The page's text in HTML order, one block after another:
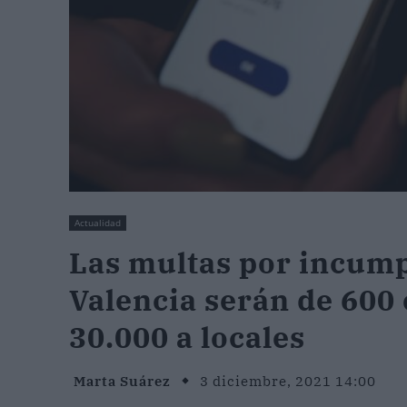
Actualidad
Las multas por
Valencia serán de
30.000 a locales
Marta Suárez 3 diciembre, 2021 14:00